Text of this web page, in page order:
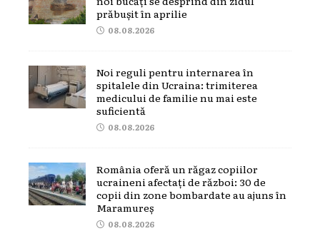
prăbușit în aprilie
08.08.2026
Noi reguli pentru internarea în
spitalele din Ucraina: trimiterea
medicului de familie nu mai este
suficientă
08.08.2026
România oferă un răgaz copiilor
ucraineni afectați de război: 30 de
copii din zone bombardate au ajuns în
Maramureș
08.08.2026